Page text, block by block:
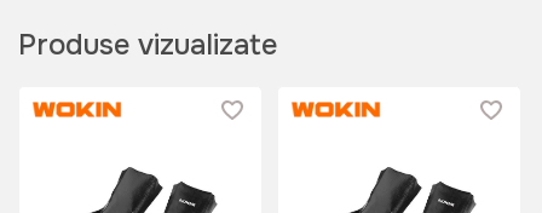
169 lei
Art:
Produse vizualizate